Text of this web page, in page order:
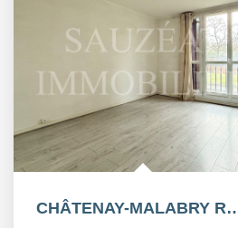
CHÂTENAY-MALABRY RER -